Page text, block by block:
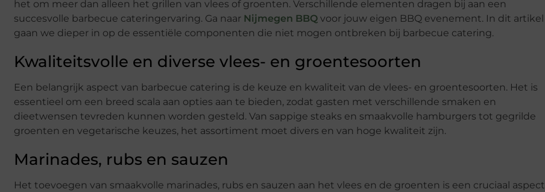
het om meer dan alleen het grillen van vlees of groenten. Verschillende elementen dragen bij aan een
succesvolle barbecue cateringervaring. Ga naar Nijmegen BBQ voor jouw eigen BBQ evenement. In dit artikel
gaan we dieper in op de essentiële componenten die niet mogen ontbreken bij barbecue catering.
Kwaliteitsvolle en diverse vlees- en groentesoorten
Een belangrijk aspect van barbecue catering is de keuze en kwaliteit van de vlees- en groentesoorten. Het is
essentieel om een breed scala aan opties aan te bieden, zodat gasten met verschillende smaken en
dieetwensen tevreden kunnen worden gesteld. Van sappige steaks en smaakvolle hamburgers tot gegrilde
groenten en vegetarische keuzes, het assortiment moet divers en van hoge kwaliteit zijn.
Marinades, rubs en sauzen
Het toevoegen van smaakvolle marinades, rubs en sauzen aan het vlees en de groenten is een cruciaal aspect